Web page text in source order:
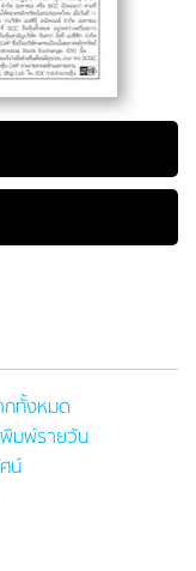
ทั้งหมด
มพ์รายวัน
น์